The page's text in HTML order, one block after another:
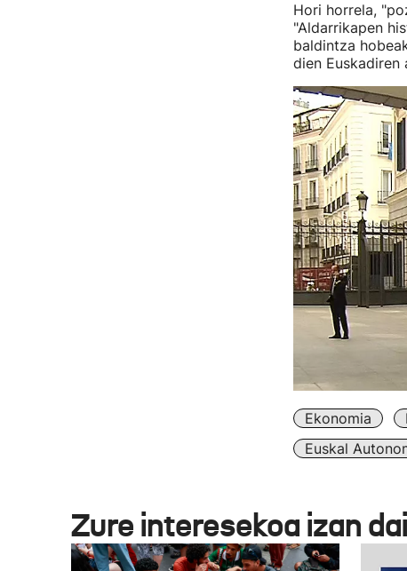
Hori horrela,
"Aldarrikapen
baldintza
dien Euskadiren
Ekonomia
Euskal
Zure interesekoa izan